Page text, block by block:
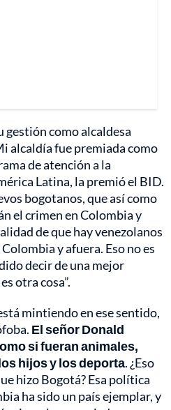
gestión como alcaldesa
alcaldía fue premiada como
de atención a la
Latina, la premió el BID.
bogotanos, que así como
el crimen en Colombia y
de que hay venezolanos
y afuera. Eso no es
decir de una mejor
otra cosa”.
mintiendo en ese sentido,
El señor Donald
si fueran animales,
hijos y los deporta. ¿Eso
hizo Bogotá? Esa política
ha sido un país ejemplar, y